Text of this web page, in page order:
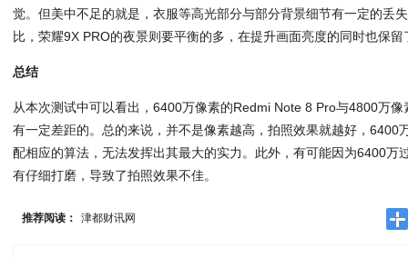
觉。但美中不足的就是，衣服等高光部分与部分背景细节有一定的丢
比，荣耀9X PRO的夜景则要平衡的多，在提升画面亮度的同时也保
总结
从本次测试中可以看出，6400万像素的Redmi Note 8 Pro与4800万
有一定差距的。总的来说，并不是像素越高，拍照效果就越好，6400
配相应的算法，无法发挥出其最大的实力。此外，有可能因为6400万
有仔细打磨，导致了拍照效果不佳。
推荐阅读： 津都财讯网